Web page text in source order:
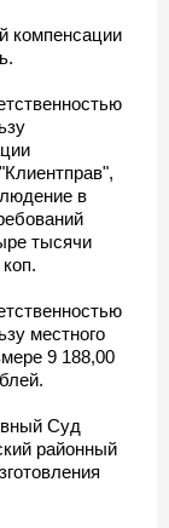
компенсации
в
тысячи
местного
9 188,00
Суд
районный